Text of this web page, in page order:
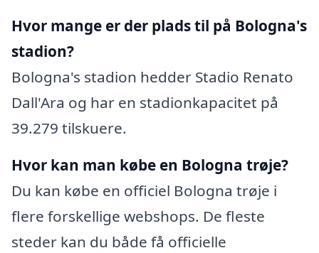
Hvor mange er der plads til på Bologna's
stadion?
Bologna's stadion hedder Stadio Renato
Dall'Ara og har en stadionkapacitet på
39.279 tilskuere.
Hvor kan man købe en Bologna trøje?
Du kan købe en officiel Bologna trøje i
flere forskellige webshops. De fleste
steder kan du både få officielle